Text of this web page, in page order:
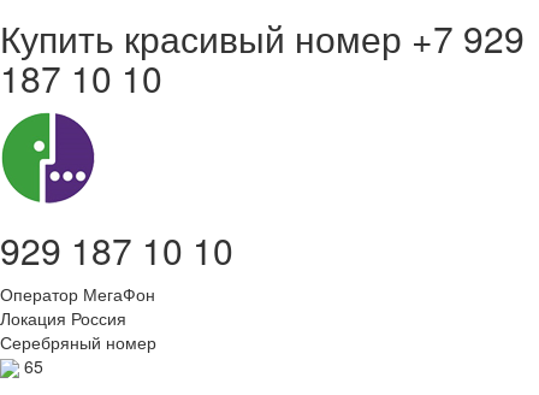
Купить красивый номер +7 929
187 10 10
929 187 10 10
Оператор МегаФон
Локация Россия
Серебряный номер
65